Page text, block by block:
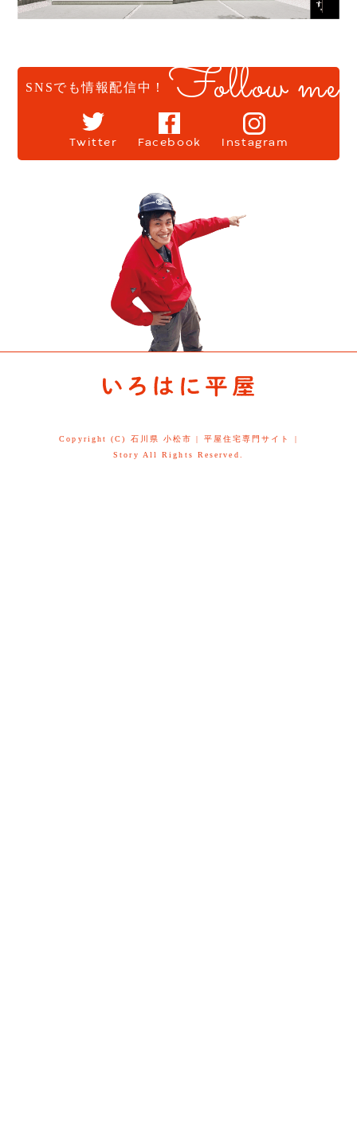
SNSでも情報配信中！ Follow me
Twitter Facebook Instagram
Copyright (C) 石川県 小松市 | 平屋住宅専門サイト |
Story All Rights Reserved.